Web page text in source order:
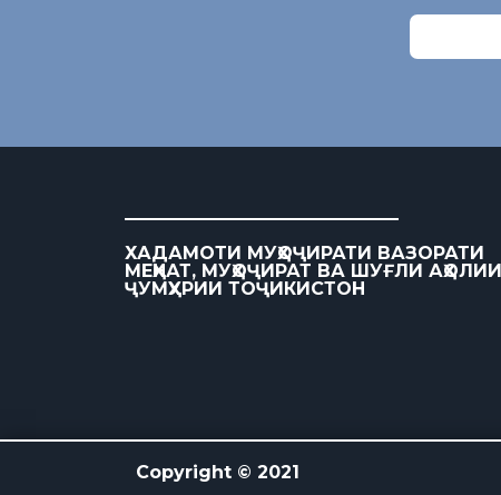
ХАДАМОТИ МУҲОҶИРАТИ ВАЗОРАТИ
МЕҲНАТ, МУҲОҶИРАТ ВА ШУҒЛИ АҲОЛИИ
ҶУМҲУРИИ ТОҶИКИСТОН
Copyright © 2021